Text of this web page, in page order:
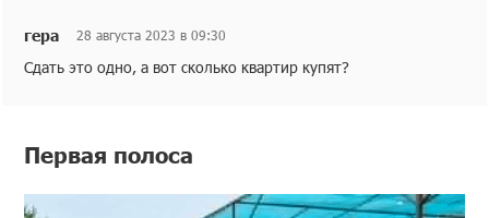
гера 28 августа 2023 в 09:30
Сдать это одно, а вот сколько квартир купят?
Первая полоса